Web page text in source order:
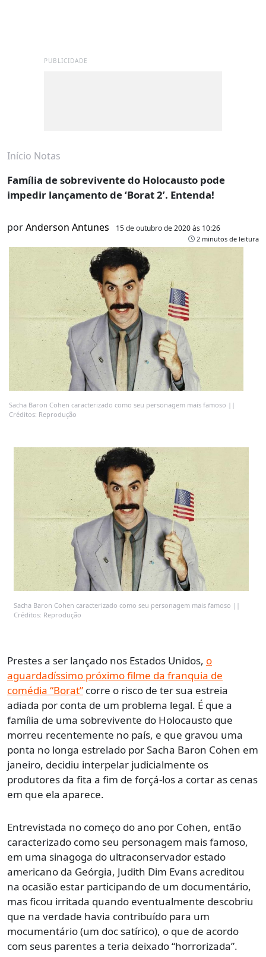
PUBLICIDADE
Início Notas
Família de sobrevivente do Holocausto pode
impedir lançamento de ‘Borat 2’. Entenda!
porAnderson Antunes 15 de outubro de 2020 às 10:26
2 minutos de leitura
Sacha Baron Cohen caracterizado como seu personagem mais famoso ||
Créditos: Reprodução
Sacha Baron Cohen caracterizado como seu personagem mais famoso ||
Créditos: Reprodução
Prestes a ser lançado nos Estados Unidos, o
aguardadíssimo próximo filme da franquia de
comédia “Borat” corre o risco de ter sua estreia
adiada por conta de um problema legal. É que a
família de uma sobrevivente do Holocausto que
morreu recentemente no país, e que gravou uma
ponta no longa estrelado por Sacha Baron Cohen em
janeiro, decidiu interpelar judicialmente os
produtores da fita a fim de forçá-los a cortar as cenas
em que ela aparece.
Entrevistada no começo do ano por Cohen, então
caracterizado como seu personagem mais famoso,
em uma sinagoga do ultraconservador estado
americano da Geórgia, Judith Dim Evans acreditou
na ocasião estar participando de um documentário,
mas ficou irritada quando eventualmente descobriu
que na verdade havia contribuído para um
mocumentário (um doc satírico), o que de acordo
com seus parentes a teria deixado “horrorizada”.